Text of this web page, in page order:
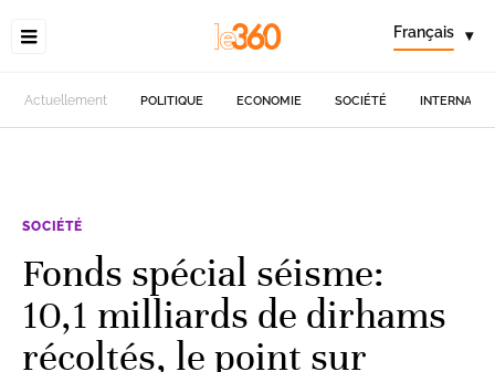
Français ▾
Actuellement POLITIQUE ECONOMIE SOCIÉTÉ
SOCIÉTÉ
Fonds spécial séisme:
10,1 milliards de dirhams
récoltés, le point sur